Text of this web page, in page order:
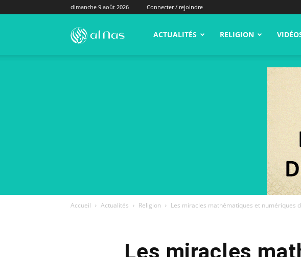
dimanche 9 août 2026 Connecter / rejoindre
alNas.fr ACTUALITÉS RELIGION
Accueil Actualités Religion Les miracles mathématiques et numériques
Les miracles